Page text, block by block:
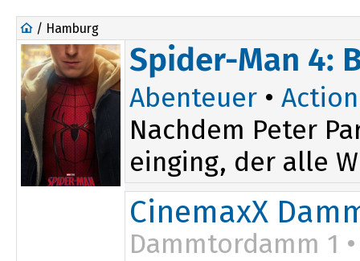
/ Hamburg
Spider-Man 4:
Abenteuer • Action
Nachdem Peter
einging, der alle
CinemaxX
Dammtordamm 1